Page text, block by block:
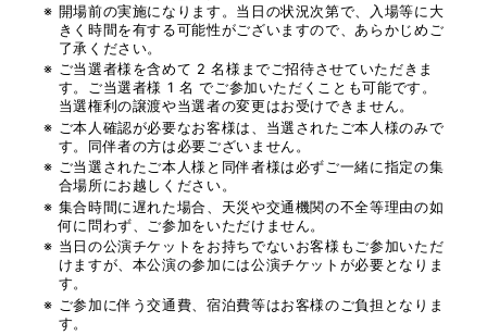
YUKIHIDE
AKIYAMA
開場前の実施になります。当日の状況次第で、入場等に大
きく時間を有する可能性がございますので、あらかじめご
了承ください。
ご当選者様を含めて 2 名様までご招待させていただきま
す。ご当選者様 1 名 でご参加いただくことも可能です。
当選権利の譲渡や当選者の変更はお受けできません。
ご本⼈確認が必要なお客様は、当選されたご本⼈様のみで
す。同伴者の⽅は必要ございません。
ご当選されたご本⼈様と同伴者様は必ずご⼀緒に指定の集
合場所にお越しください。
集合時間に遅れた場合、天災や交通機関の不全等理由の如
何に問わず、ご参加をいただけません。
当日の公演チケットをお持ちでないお客様もご参加いただ
けますが、本公演の参加には公演チケットが必要となりま
す。
ご参加に伴う交通費、宿泊費等はお客様のご負担となりま
す。